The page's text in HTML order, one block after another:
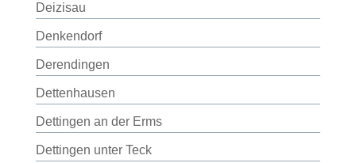
Deizisau
Denkendorf
Derendingen
Dettenhausen
Dettingen an der Erms
Dettingen unter Teck